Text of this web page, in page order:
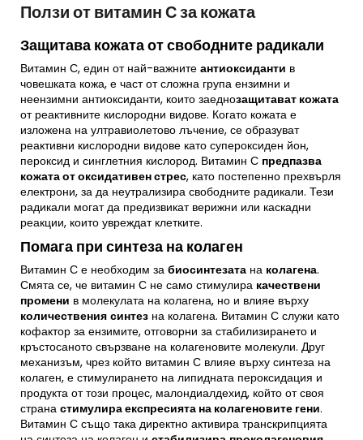
Ползи от витамин С за кожата
Защитава кожата от свободните радикали
Витамин С, един от най-важните антиоксиданти в
човешката кожа, е част от сложна група ензимни и
неензимни антиоксиданти, които заеднозащитават кожата
от реактивните кислородни видове. Когато кожата е
изложена на ултравиолетово лъчение, се образуват
реактивни кислородни видове като супероксиден йон,
пероксид и синглетния кислород. Витамин С предпазва
кожата от оксидативен стрес, като постепенно прехвърля
електрони, за да неутрализира свободните радикали. Тези
радикали могат да предизвикат верижни или каскадни
реакции, които увреждат клетките.
Помага при синтеза на колаген
Витамин С е необходим за биосинтезата на колагена.
Смята се, че витамин С не само стимулира качествени
промени в молекулата на колагена, но и влияе върху
количествения синтез на колагена. Витамин С служи като
кофактор за ензимите, отговорни за стабилизирането и
кръстосаното свързване на колагеновите молекули. Друг
механизъм, чрез който витамин С влияе върху синтеза на
колаген, е стимулирането на липидната пероксидация и
продукта от този процес, малондиалдехид, който от своя
страна стимулира експресията на колагеновите гени.
Витамин С също така директно активира транскрипцията